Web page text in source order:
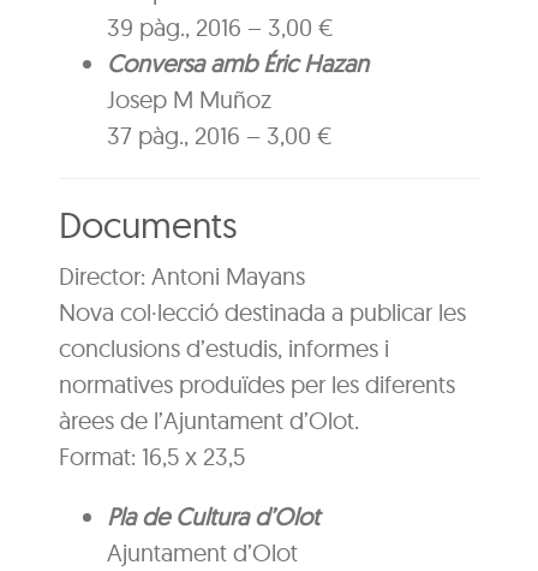
39 pàg., 2016 – 3,00 €
Conversa amb Éric Hazan
Josep M Muñoz
37 pàg., 2016 – 3,00 €
Documents
Director: Antoni Mayans
Nova col·lecció destinada a publicar les
conclusions d’estudis, informes i
normatives produïdes per les diferents
àrees de l’Ajuntament d’Olot.
Format: 16,5 x 23,5
Pla de Cultura d’Olot
Ajuntament d’Olot